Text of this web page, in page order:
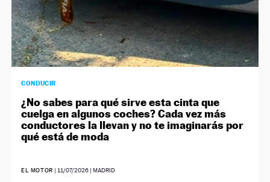
CONDUCIR
¿No sabes para qué sirve esta cinta que
cuelga en algunos coches? Cada vez más
conductores la llevan y no te imaginarás por
qué está de moda
EL MOTOR | 11/07/2026| MADRID